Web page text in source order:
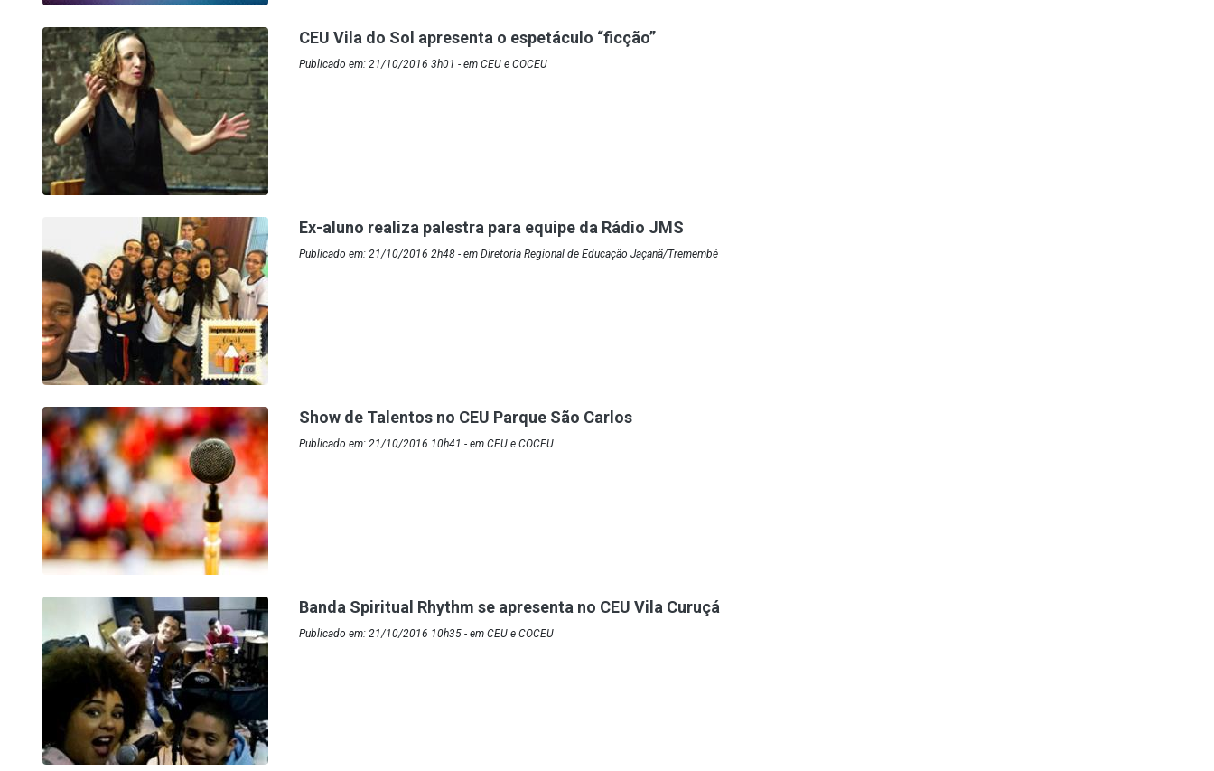
CEU Vila do Sol apresenta o espetáculo “ficção”
Publicado em: 21/10/2016 3h01 - em CEU e COCEU
Ex-aluno realiza palestra para equipe da Rádio JMS
Publicado em: 21/10/2016 2h48 - em Diretoria Regional de Educação Jaçanã/Tremembé
Show de Talentos no CEU Parque São Carlos
Publicado em: 21/10/2016 10h41 - em CEU e COCEU
Banda Spiritual Rhythm se apresenta no CEU Vila Curuçá
Publicado em: 21/10/2016 10h35 - em CEU e COCEU